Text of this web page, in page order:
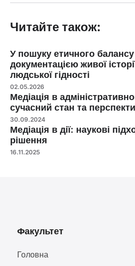
Читайте також:
У пошуку етичного
документацією живої
людської гідності
02.05.2026
Медіація в
сучасний стан та
30.09.2024
Медіація в дії: наукові
рішення
16.11.2025
Факультет
Головна